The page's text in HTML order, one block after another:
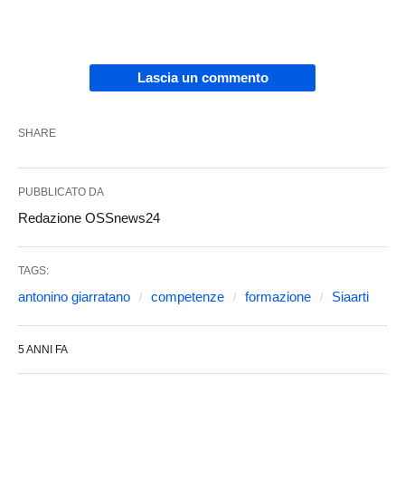
Lascia un commento
SHARE
PUBBLICATO DA
Redazione OSSnews24
TAGS:
antonino giarratano competenze formazione Siaarti
5 ANNI FA